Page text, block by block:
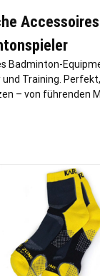
Badminton-
und Training.
– von führenden